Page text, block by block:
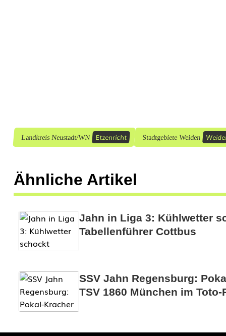
c
h
t
b
e
m
a
Landkreis Neustadt/WN Etzenricht Stadtgebiete Weiden
Ähnliche Artikel
Jahn in Liga 3: Kühlwetter
Tabellenführer Cottbus
SSV Jahn Regensburg:
TSV 1860 München im